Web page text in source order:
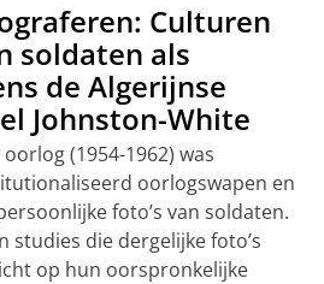
Culturen
soldaten als
de Algerijnse
Johnston-White
(1954-1962) was
oorlogswapen en
foto’s van soldaten.
studies die dergelijke foto’s
op hun oorspronkelijke